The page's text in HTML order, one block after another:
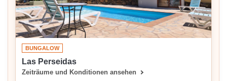
BUNGALOW
Las Perseidas
Zeiträume und Konditionen ansehen